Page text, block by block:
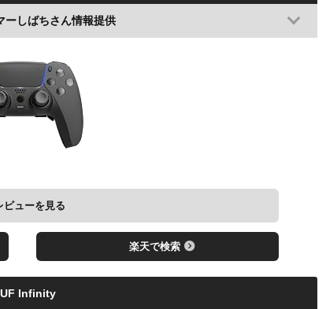
ーしばちさん情報提供
ューを見る
楽天で検索
Infinity